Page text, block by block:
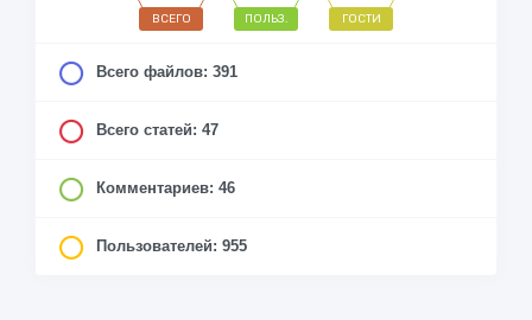
ВСЕГО ПОЛЬЗ. ГОСТИ
Всего файлов: 391
Всего статей: 47
Комментариев: 46
Пользователей: 955